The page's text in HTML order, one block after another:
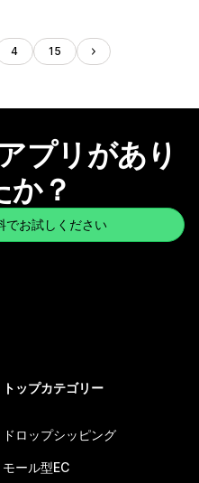
4 15
プリがあり
か？
お試しください
トップカテゴリー
ドロップシッピング
モール型EC